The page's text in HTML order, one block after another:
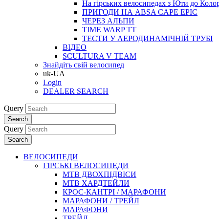
На гірських велосипедах з Юти до
ПРИГОДИ НА ABSA CAPE EPIC
ЧЕРЕЗ АЛЬПИ
TIME WARP TT
ТЕСТИ У АЕРОДИНАМІЧНІЙ ТРУБІ
ВІДЕО
SCULTURA V TEAM
Знайдіть свій велосипед
uk-UA
Login
DEALER SEARCH
Query
Search
Query
Search
ВЕЛОСИПЕДИ
ГІРСЬКІ ВЕЛОСИПЕДИ
MTB ДВОХПIДВIСИ
MTB ХАРДТЕЙЛИ
КРОС-КАНТРI / МАРАФОНИ
МАРАФОНИ / ТРЕЙЛ
МАРАФОНИ